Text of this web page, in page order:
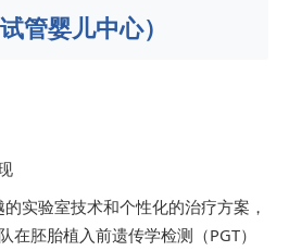
婴儿中心）
实验室技术和个性化的治疗方案，
胚胎植入前遗传学检测（PGT）